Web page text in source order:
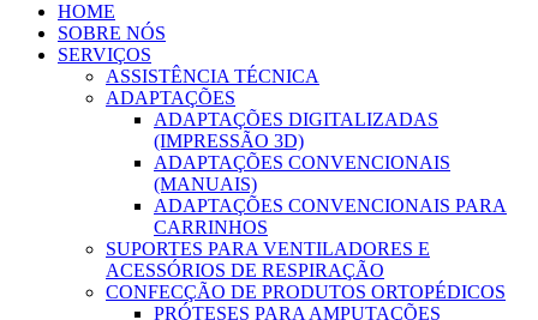
HOME
SOBRE NÓS
SERVIÇOS
ASSISTÊNCIA TÉCNICA
ADAPTAÇÕES
ADAPTAÇÕES DIGITALIZADAS
(IMPRESSÃO 3D)
ADAPTAÇÕES CONVENCIONAIS
(MANUAIS)
ADAPTAÇÕES CONVENCIONAIS PARA
CARRINHOS
SUPORTES PARA VENTILADORES E
ACESSÓRIOS DE RESPIRAÇÃO
CONFECÇÃO DE PRODUTOS ORTOPÉDICOS
PRÓTESES PARA AMPUTAÇÕES